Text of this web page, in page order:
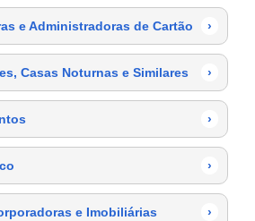
e Administradoras de Cartão ›
Casas Noturnas e Similares ›
›
›
e Imobiliárias ›